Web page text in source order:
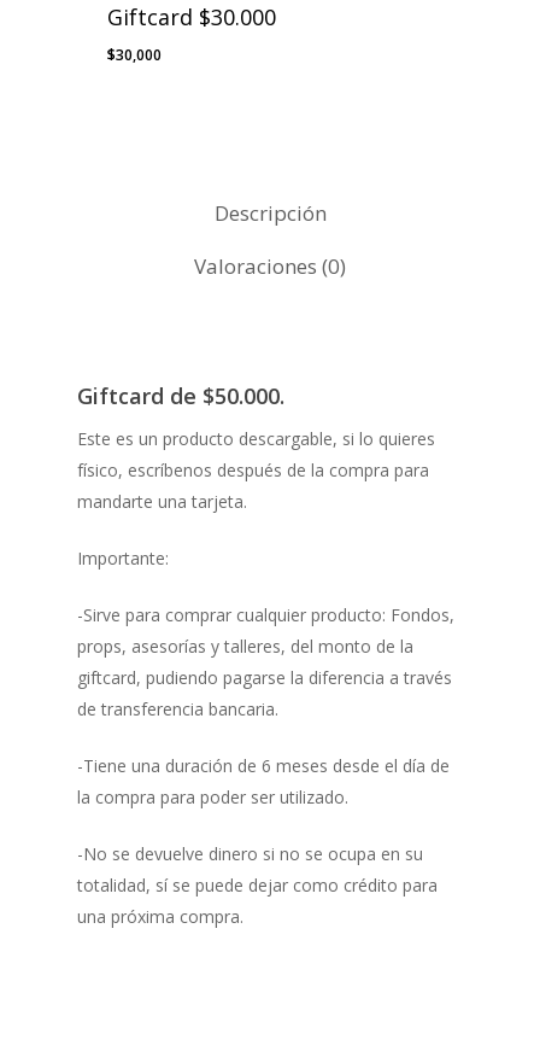
Giftcard $30.000
$30,000
Descripción
Valoraciones (0)
Giftcard de $50.000.
Este es un producto descargable, si lo quieres
físico, escríbenos después de la compra para
mandarte una tarjeta.
Importante:
-Sirve para comprar cualquier producto: Fondos,
props, asesorías y talleres, del monto de la
giftcard, pudiendo pagarse la diferencia a través
de transferencia bancaria.
-Tiene una duración de 6 meses desde el día de
la compra para poder ser utilizado.
-No se devuelve dinero si no se ocupa en su
totalidad, sí se puede dejar como crédito para
una próxima compra.